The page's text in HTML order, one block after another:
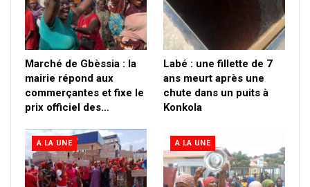
Marché de Gbèssia : la
mairie répond aux
commerçantes et fixe le
prix officiel des…
Labé : une fillette de 7
ans meurt après une
chute dans un puits à
Konkola
A LA UNE A LA UNE